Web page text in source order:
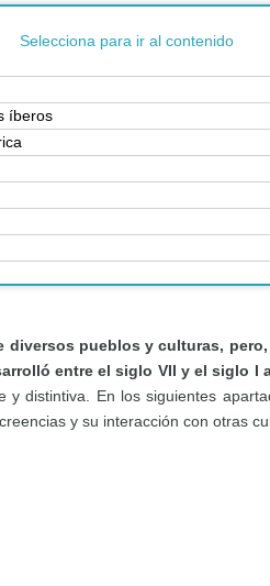
Selecciona para ir al contenido
íberos
diversos pueblos y culturas,
entre el siglo VII y el siglo I
distintiva. En los siguientes
y su interacción con otras